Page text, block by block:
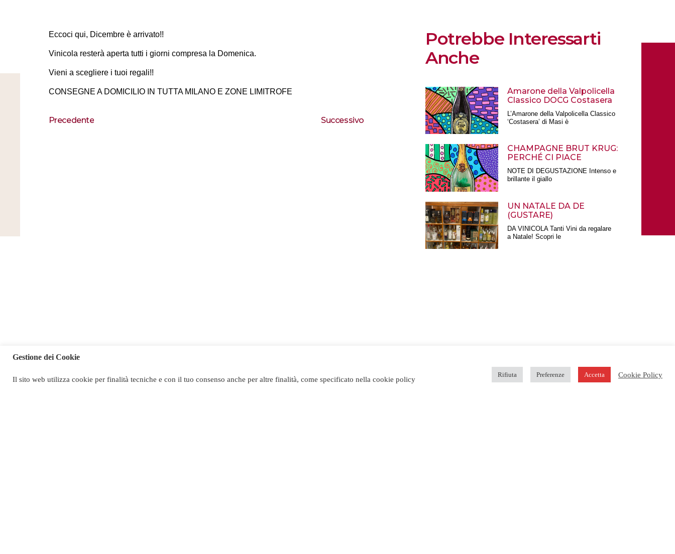
Eccoci qui, Dicembre è arrivato!!
Vinicola resterà aperta tutti i giorni compresa la Domenica.
Vieni a scegliere i tuoi regali!!
CONSEGNE A DOMICILIO IN TUTTA MILANO E ZONE LIMITROFE
Precedente Successivo
Potrebbe Interessarti
Anche
Amarone della Valpolicella
Classico DOCG Costasera
L’Amarone della Valpolicella Classico
‘Costasera’ di Masi è
CHAMPAGNE BRUT KRUG:
PERCHÉ CI PIACE
NOTE DI DEGUSTAZIONE Intenso e
brillante il giallo
UN NATALE DA DE
(GUSTARE)
DA VINICOLA Tanti Vini da regalare
a Natale! Scopri le
Gestione dei Cookie
Il sito web utilizza cookie per finalità tecniche e con il tuo consenso anche per altre finalità, come specificato nella cookie policy
Rifiuta Preferenze Accetta Cookie Policy